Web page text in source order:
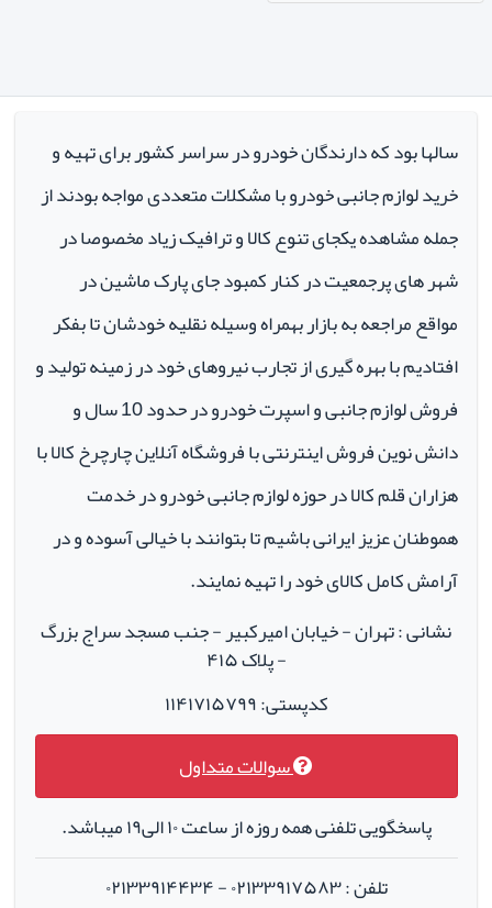
سالها بود که دارندگان خودرو در سراسر کشور برای تهیه و
خرید لوازم جانبی خودرو با مشکلات متعددی مواجه بودند از
جمله مشاهده یکجای تنوع کالا و ترافیک زیاد مخصوصا در
شهر های پرجمعیت در کنار کمبود جای پارک ماشین در
مواقع مراجعه به بازار بهمراه وسیله نقلیه خودشان تا بفکر
افتادیم با بهره گیری از تجارب نیروهای خود در زمینه تولید و
فروش لوازم جانبی و اسپرت خودرو در حدود 10 سال و
دانش نوین فروش اینترنتی با فروشگاه آنلاین چارچرخ کالا با
هزاران قلم کالا در حوزه لوازم جانبی خودرو در خدمت
هموطنان عزیز ایرانی باشیم تا بتوانند با خیالی آسوده و در
آرامش کامل کالای خود را تهیه نمایند.
نشانی : تهران - خیابان امیرکبیر - جنب مسجد سراج بزرگ
- پلاک ۴۱۵
کدپستی: ۱۱۴۱۷۱۵۷۹۹
سوالات متداول
پاسخگویی تلفنی همه روزه از ساعت ۱۰ الی۱۹ میباشد.
تلفن : ۰۲۱۳۳۹۱۷۵۸۳ - ۰۲۱۳۳۹۱۴۴۳۴